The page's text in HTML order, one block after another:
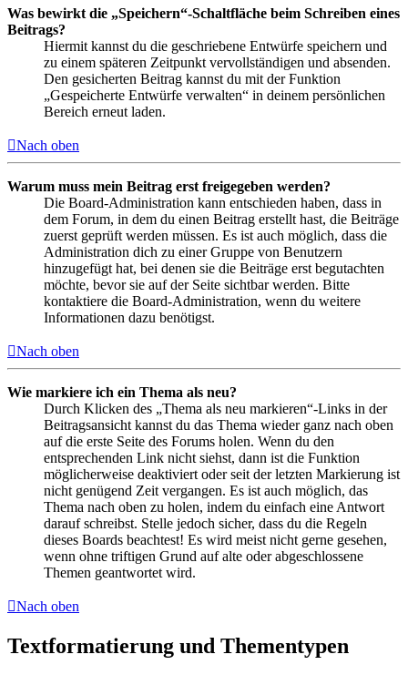
Was bewirkt die „Speichern“-Schaltfläche beim Schreiben eines
Beitrags?
Hiermit kannst du die geschriebene Entwürfe speichern und
zu einem späteren Zeitpunkt vervollständigen und absenden.
Den gesicherten Beitrag kannst du mit der Funktion
„Gespeicherte Entwürfe verwalten“ in deinem persönlichen
Bereich erneut laden.
Nach oben
Warum muss mein Beitrag erst freigegeben werden?
Die Board-Administration kann entschieden haben, dass in
dem Forum, in dem du einen Beitrag erstellt hast, die Beiträge
zuerst geprüft werden müssen. Es ist auch möglich, dass die
Administration dich zu einer Gruppe von Benutzern
hinzugefügt hat, bei denen sie die Beiträge erst begutachten
möchte, bevor sie auf der Seite sichtbar werden. Bitte
kontaktiere die Board-Administration, wenn du weitere
Informationen dazu benötigst.
Nach oben
Wie markiere ich ein Thema als neu?
Durch Klicken des „Thema als neu markieren“-Links in der
Beitragsansicht kannst du das Thema wieder ganz nach oben
auf die erste Seite des Forums holen. Wenn du den
entsprechenden Link nicht siehst, dann ist die Funktion
möglicherweise deaktiviert oder seit der letzten Markierung ist
nicht genügend Zeit vergangen. Es ist auch möglich, das
Thema nach oben zu holen, indem du einfach eine Antwort
darauf schreibst. Stelle jedoch sicher, dass du die Regeln
dieses Boards beachtest! Es wird meist nicht gerne gesehen,
wenn ohne triftigen Grund auf alte oder abgeschlossene
Themen geantwortet wird.
Nach oben
Textformatierung und Thementypen